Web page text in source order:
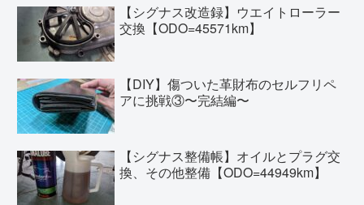
【シグナス改造録】ウエイトローラー
交換【ODO=45571km】
【DIY】傷ついた革財布のセルフリペ
アに挑戦③〜完結編〜
【シグナス整備帳】オイルとプラグ交
換、その他整備【ODO=44949km】